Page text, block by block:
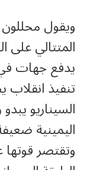
ويقول
المتتالي على
يدفع جهات في
تنفيذ انقلاب
السيناريو
اليمينية
وتقتصر قوتها